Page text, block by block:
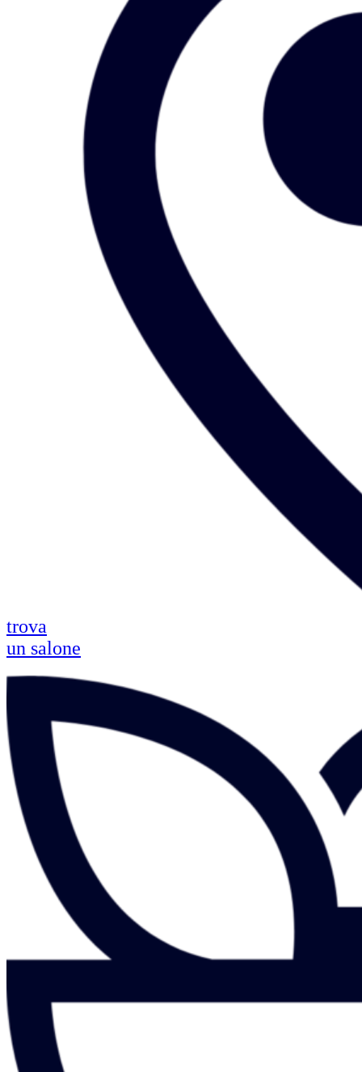
trova
un salone